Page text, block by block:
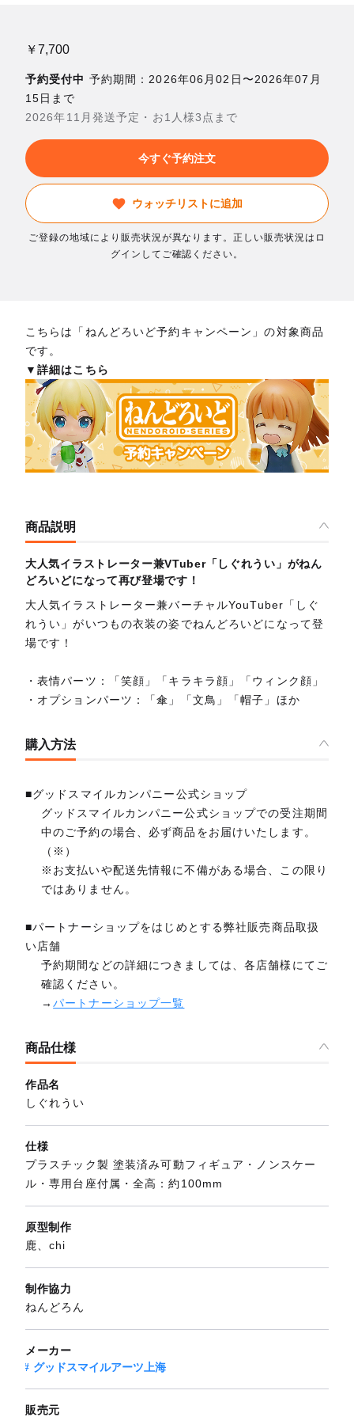
￥7,700
予約受付中 予約期間：2026年06月02日〜2026年07月
15日まで
2026年11月発送予定・お1人様3点まで
今すぐ予約注文
ウォッチリストに追加
ご登録の地域により販売状況が異なります。正しい販売状況はロ
グインしてご確認ください。
こちらは「ねんどろいど予約キャンペーン」の対象商品
です。
▼詳細はこちら
商品説明
大人気イラストレーター兼VTuber「しぐれうい」がねん
どろいどになって再び登場です！
大人気イラストレーター兼バーチャルYouTuber「しぐ
れうい」がいつもの衣装の姿でねんどろいどになって登
場です！
・表情パーツ：「笑顔」「キラキラ顔」「ウィンク顔」
・オプションパーツ：「傘」「文鳥」「帽子」ほか
購入方法
■グッドスマイルカンパニー公式ショップ
グッドスマイルカンパニー公式ショップでの受注期間
中のご予約の場合、必ず商品をお届けいたします。
（※）
※お支払いや配送先情報に不備がある場合、この限り
ではありません。
■パートナーショップをはじめとする弊社販売商品取扱
い店舗
予約期間などの詳細につきましては、各店舗様にてご
確認ください。
→パートナーショップ一覧
商品仕様
作品名
しぐれうい
仕様
プラスチック製 塗装済み可動フィギュア・ノンスケー
ル・専用台座付属・全高：約100mm
原型制作
鹿、chi
制作協力
ねんどろん
メーカー
グッドスマイルアーツ上海
販売元